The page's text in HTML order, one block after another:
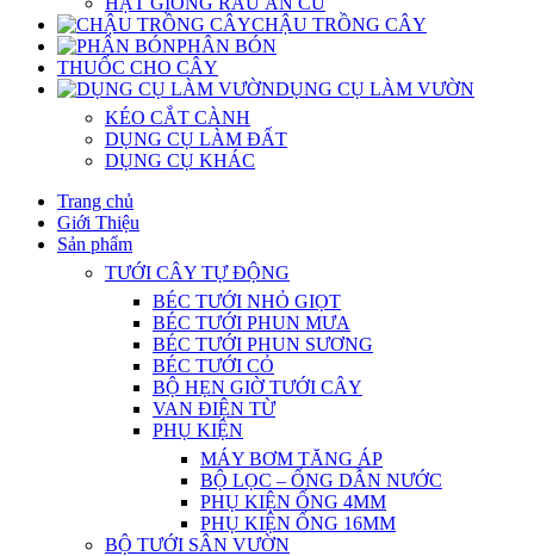
CHẬU TRỒNG CÂY
PHÂN BÓN
THUỐC CHO CÂY
DỤNG CỤ LÀM VƯỜN
KÉO CẮT CÀNH
DỤNG CỤ LÀM ĐẤT
DỤNG CỤ KHÁC
Trang chủ
Giới Thiệu
Sản phẩm
TƯỚI CÂY TỰ ĐỘNG
BÉC TƯỚI NHỎ GIỌT
BÉC TƯỚI PHUN MƯA
BÉC TƯỚI PHUN SƯƠNG
BÉC TƯỚI CỎ
BỘ HẸN GIỜ TƯỚI CÂY
VAN ĐIỆN TỪ
PHỤ KIỆN
MÁY BƠM TĂNG ÁP
BỘ LỌC – ỐNG DẪN NƯỚC
PHỤ KIỆN ỐNG 4MM
PHỤ KIỆN ỐNG 16MM
BỘ TƯỚI SÂN VƯỜN